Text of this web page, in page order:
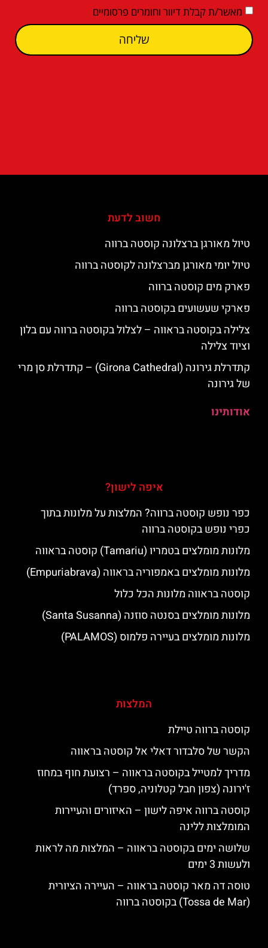
מאשר/ת קבלת דיוור וחומרים פרסומיים
שליחה
חשוב לדעת
טיול מאורגן ברצלונה קוסטה ברווה
טיול יומי מאורגן מברצלונה לקוסטה ברווה
פארק מים קוסטה ברווה
פארקי שעשועים בקוסטה ברווה
צלילה בקוסטה בראווה – לצלול בקוסטה ברווה עם בלון
וציוד צלילה
קתדרלת גירונה (Girona Cathedral) – קתדרלת סן מרי
של גירונה
אודותינו
איפה לישון?
כפר נופש קוסטה ברווה? המלצות על מלונות בתוך
כפרי נופש בקוסטה ברווה
מלונות מומלצים בטמריו (Tamariu) קוסטה בראווה
מלונות מומלצים באמפוריה בראווה (Empuriabrava)
קוסטה בראווה מלונות הכל כלול
מלונות מומלצים בסנטה סוזנה (Santa Susanna)
מלונות מומלצים בעיירה פלמוס (PALAMOS)
המלצות
קוסטה ברווה טיילת
הקשר של סלבדור דאלי אל קוסטה בראווה
מדריך למטייל בקוסטה בראווה – רצועת חוף במחוז
ז'ירונה (צפון חבל קטלוניה, ספרד)
קוסטה ברווה איפה לישון – האיזורים והעיירות
המומלצות ללינה
שלושה ימים בקוסטה בראווה – המלצות מה לראות
ולעשות 3 ימים
טוסה דה מאר קוסטה בראווה – העיירה הציורית
(Tossa de Mar) בקוסטה ברווה